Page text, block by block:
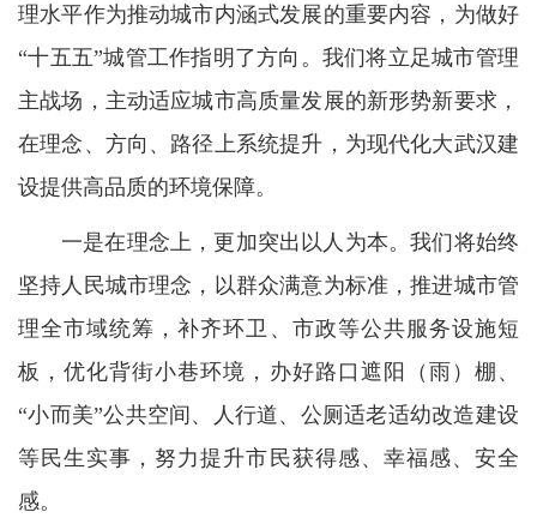
理水平作为推动城市内涵式发展的重要内容，为做好
“十五五”城管工作指明了方向。我们将立足城市管理
主战场，主动适应城市高质量发展的新形势新要求，
在理念、方向、路径上系统提升，为现代化大武汉建
设提供高品质的环境保障。
一是在理念上，更加突出以人为本。我们将始终
坚持人民城市理念，以群众满意为标准，推进城市管
理全市域统筹，补齐环卫、市政等公共服务设施短
板，优化背街小巷环境，办好路口遮阳（雨）棚、
“小而美”公共空间、人行道、公厕适老适幼改造建设
等民生实事，努力提升市民获得感、幸福感、安全
感。